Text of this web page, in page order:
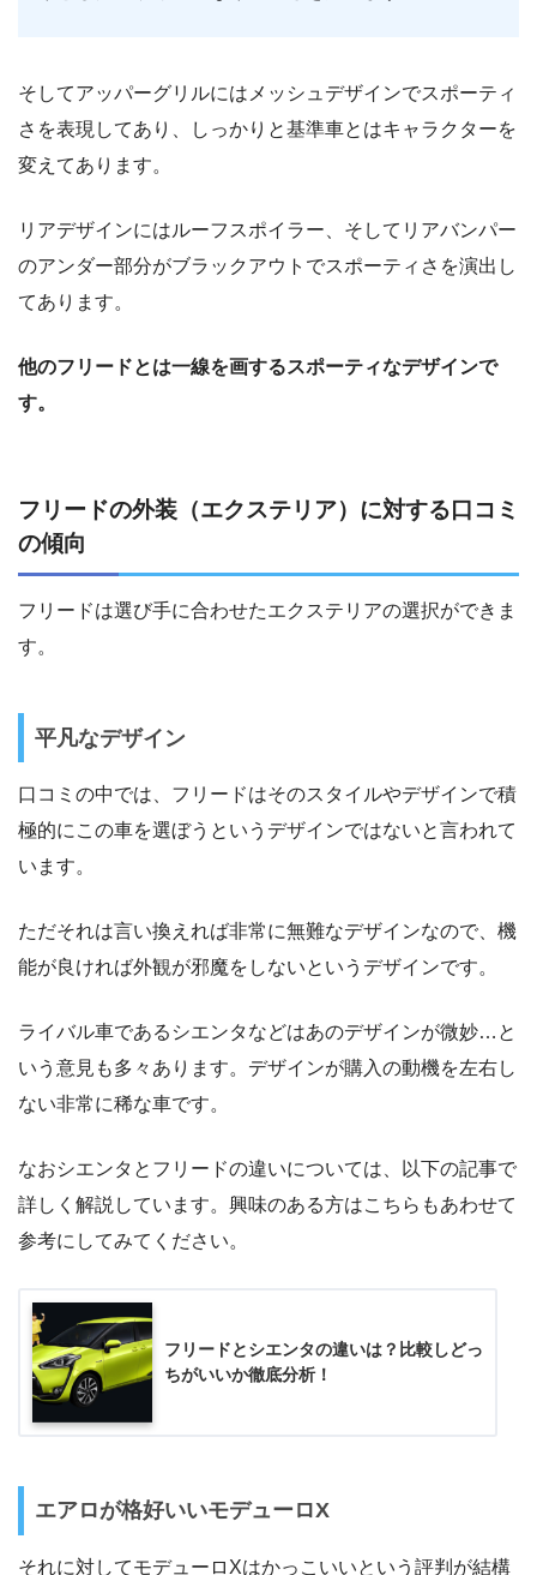
そしてアッパーグリルにはメッシュデザインでスポーティ
さを表現してあり、しっかりと基準車とはキャラクターを
変えてあります。
リアデザインにはルーフスポイラー、そしてリアバンパー
のアンダー部分がブラックアウトでスポーティさを演出し
てあります。
他のフリードとは一線を画するスポーティなデザインで
す。
フリードの外装（エクステリア）に対する口コミ
の傾向
フリードは選び手に合わせたエクステリアの選択ができま
す。
平凡なデザイン
口コミの中では、フリードはそのスタイルやデザインで積
極的にこの車を選ぼうというデザインではないと言われて
います。
ただそれは言い換えれば非常に無難なデザインなので、機
能が良ければ外観が邪魔をしないというデザインです。
ライバル車であるシエンタなどはあのデザインが微妙…と
いう意見も多々あります。デザインが購入の動機を左右し
ない非常に稀な車です。
なおシエンタとフリードの違いについては、以下の記事で
詳しく解説しています。興味のある方はこちらもあわせて
参考にしてみてください。
フリードとシエンタの違いは？比較しどっ
ちがいいか徹底分析！
エアロが格好いいモデューロX
それに対してモデューロXはかっこいいという評判が結構